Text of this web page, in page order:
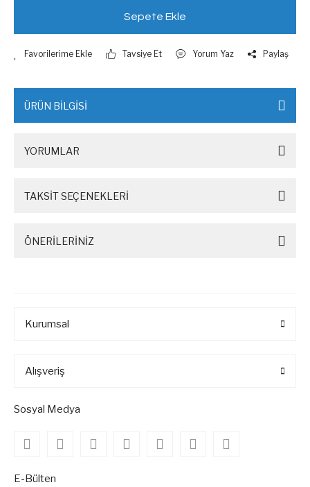
Sepete Ekle
Tavsiye Et Yorum Yaz Paylaş
ÜRÜN BİLGİSİ
YORUMLAR
TAKSİT SEÇENEKLERİ
ÖNERİLERİNİZ
Kurumsal
Alışveriş
Sosyal Medya
E-Bülten